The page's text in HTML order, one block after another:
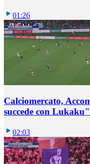
01:26
Calciomercato,
succede con Lukaku"
02:03